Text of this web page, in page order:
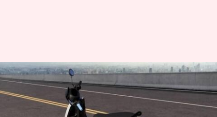
Ola S1X Price: ఈ ఎలక్ట్రిక్ స్కూటర్
హోండా యాక్టివా కంటే చౌక.. ధర రూ.
70 వేల కంటే తక్కువ